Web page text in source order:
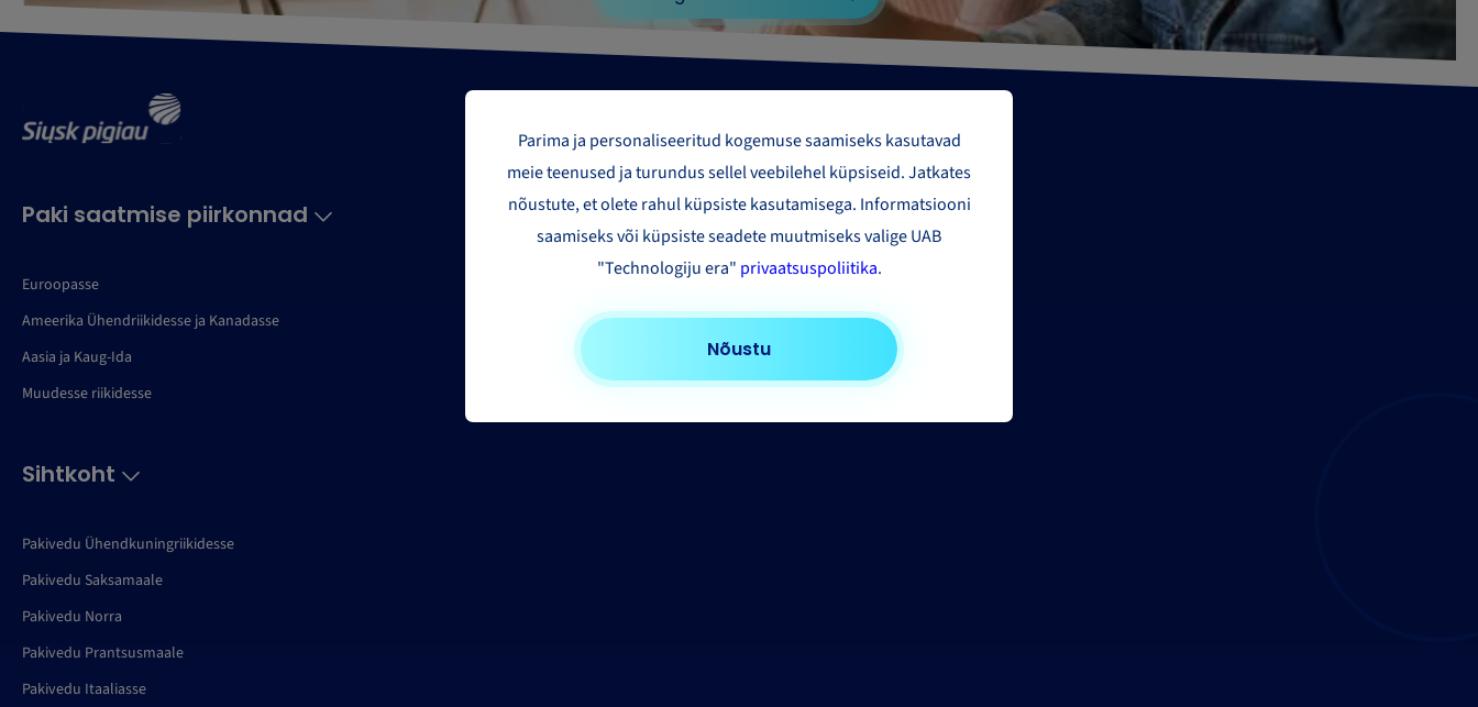
Paki saatmise piirkonnad
Euroopasse
Ameerika Ühendriikidesse ja Kanadasse
Aasia ja Kaug-Ida
Muudesse riikidesse
Sihtkoht
Pakivedu Ühendkuningriikidesse
Pakivedu Saksamaale
Pakivedu Norra
Pakivedu Prantsusmaale
Pakivedu Itaaliasse
Parima ja personaliseeritud kogemuse saamiseks kasutavad
meie teenused ja turundus sellel veebilehel küpsiseid. Jatkates
nõustute, et olete rahul küpsiste kasutamisega. Informatsiooni
saamiseks või küpsiste seadete muutmiseks valige UAB
"Technologiju era" privaatsuspoliitika.
Nõustu